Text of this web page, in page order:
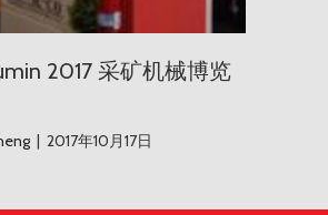
2017 采矿机械博览
| 2017年10月17日